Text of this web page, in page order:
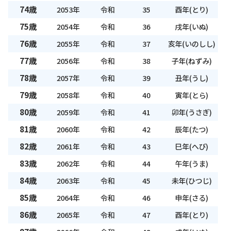
74歳 2053年 令和 35 酉年(とり)
75歳 2054年 令和 36 戌年(いぬ)
76歳 2055年 令和 37 亥年(いのしし)
77歳 2056年 令和 38 子年(ねずみ)
78歳 2057年 令和 39 丑年(うし)
79歳 2058年 令和 40 寅年(とら)
80歳 2059年 令和 41 卯年(うさぎ)
81歳 2060年 令和 42 辰年(たつ)
82歳 2061年 令和 43 巳年(へび)
83歳 2062年 令和 44 午年(うま)
84歳 2063年 令和 45 未年(ひつじ)
85歳 2064年 令和 46 申年(さる)
86歳 2065年 令和 47 酉年(とり)